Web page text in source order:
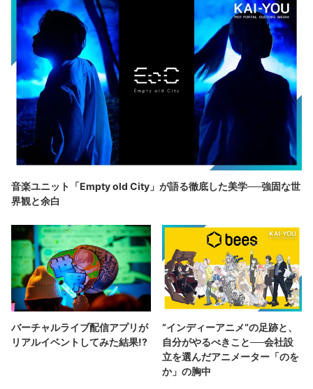
音楽ユニット「Empty old City」が語る徹底した美学──強固な世
界観と余白
バーチャルライブ配信アプリが
リアルイベントしてみた結果!?
“インディーアニメ“の足跡と、
自分がやるべきこと──会社設
立を選んだアニメーター「のを
か」の胸中